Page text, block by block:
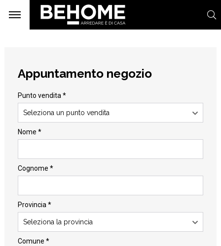
Appuntamento negozio
Punto vendita *
Seleziona un punto vendita
Nome *
Cognome *
Provincia *
Seleziona la provincia
Comune *